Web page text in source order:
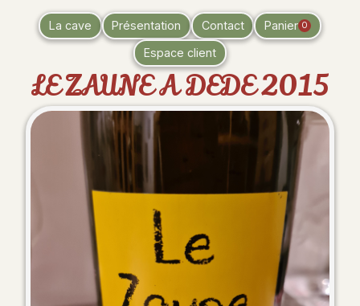
La cave Présentation Contact Panier 0
Espace client
LE ZAUNE A DEDE 2015